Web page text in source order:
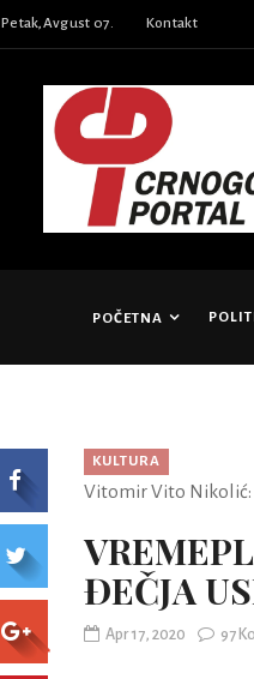
Petak,Avgust 07. Kontakt
POČETNA
KULTURA
Vitomir Vito Nikolić:
ĐEČJA
Apr 17, 2020 97